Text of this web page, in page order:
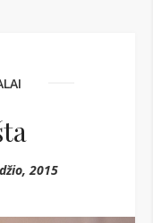
2015